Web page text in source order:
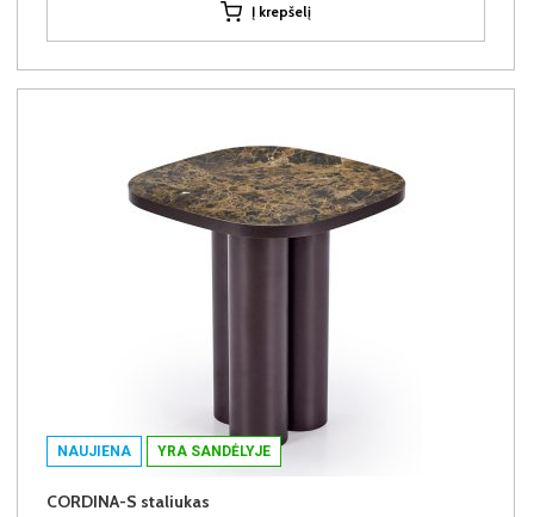
Į krepšelį
NAUJIENA YRA SANDĖLYJE
CORDINA-S staliukas